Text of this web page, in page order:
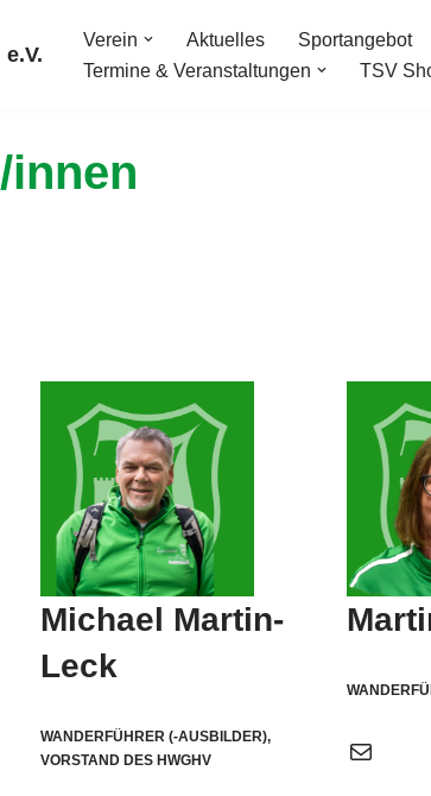
Verein Aktuelles Sportangebot
Termine & Veranstaltungen
TSV
innen
Michael Martin-
Leck
WANDERFÜHRER (-AUSBILDER),
VORSTAND DES HWGHV